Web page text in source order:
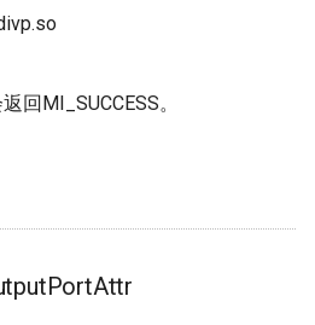
回MI_SUCCESS。